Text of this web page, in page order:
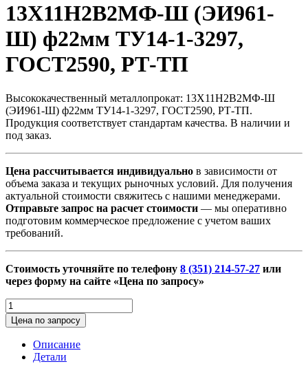
13Х11Н2В2МФ-Ш (ЭИ961-
Ш) ф22мм ТУ14-1-3297,
ГОСТ2590, РТ-ТП
Высококачественный металлопрокат: 13Х11Н2В2МФ-Ш
(ЭИ961-Ш) ф22мм ТУ14-1-3297, ГОСТ2590, РТ-ТП.
Продукция соответствует стандартам качества. В наличии и
под заказ.
Цена рассчитывается индивидуально в зависимости от
объема заказа и текущих рыночных условий. Для получения
актуальной стоимости свяжитесь с нашими менеджерами.
Отправьте запрос на расчет стоимости — мы оперативно
подготовим коммерческое предложение с учетом ваших
требований.
Стоимость уточняйте по телефону 8 (351) 214-57-27 или
через форму на сайте «Цена по запросу»
Количество
товара
13Х11Н2В2МФ-
(ЭИ961-
Цена по запросу
Описание
Детали